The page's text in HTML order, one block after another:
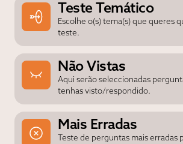
Teste Temático
Escolhe o(s) tema(s) que queres
teste.
Não Vistas
Aqui serão seleccionadas
tenhas visto/respondido.
Mais Erradas
Teste de perguntas mais erradas